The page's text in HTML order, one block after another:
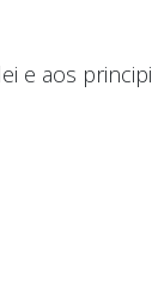
e aos